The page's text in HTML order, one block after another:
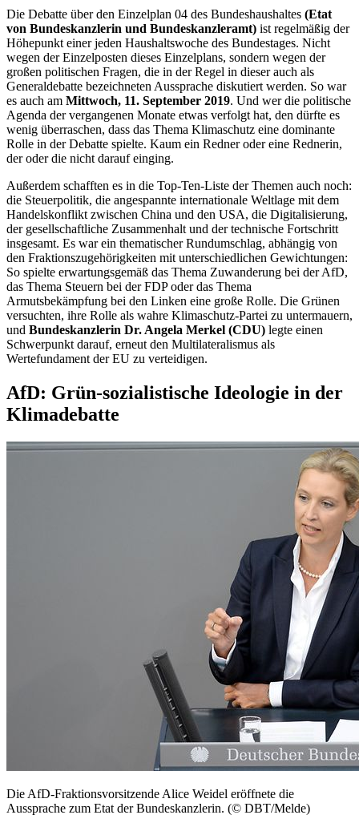
Die Debatte über den Einzelplan 04 des Bundeshaushaltes (Etat
von Bundeskanzlerin und Bundeskanzleramt) ist regelmäßig der
Höhepunkt einer jeden Haushaltswoche des Bundestages. Nicht
wegen der Einzelposten dieses Einzelplans, sondern wegen der
großen politischen Fragen, die in der Regel in dieser auch als
Generaldebatte bezeichneten Aussprache diskutiert werden. So war
es auch am Mittwoch, 11. September 2019. Und wer die politische
Agenda der vergangenen Monate etwas verfolgt hat, den dürfte es
wenig überraschen, dass das Thema Klimaschutz eine dominante
Rolle in der Debatte spielte. Kaum ein Redner oder eine Rednerin,
der oder die nicht darauf einging.
Außerdem schafften es in die Top-Ten-Liste der Themen auch noch:
die Steuerpolitik, die angespannte internationale Weltlage mit dem
Handelskonflikt zwischen China und den USA, die Digitalisierung,
der gesellschaftliche Zusammenhalt und der technische Fortschritt
insgesamt. Es war ein thematischer Rundumschlag, abhängig von
den Fraktionszugehörigkeiten mit unterschiedlichen Gewichtungen:
So spielte erwartungsgemäß das Thema Zuwanderung bei der AfD,
das Thema Steuern bei der FDP oder das Thema
Armutsbekämpfung bei den Linken eine große Rolle. Die Grünen
versuchten, ihre Rolle als wahre Klimaschutz-Partei zu untermauern,
und Bundeskanzlerin Dr. Angela Merkel (CDU) legte einen
Schwerpunkt darauf, erneut den Multilateralismus als
Wertefundament der EU zu verteidigen.
AfD: Grün-sozialistische Ideologie in der
Klimadebatte
Die AfD-Fraktionsvorsitzende Alice Weidel eröffnete die
Aussprache zum Etat der Bundeskanzlerin. (© DBT/Melde)